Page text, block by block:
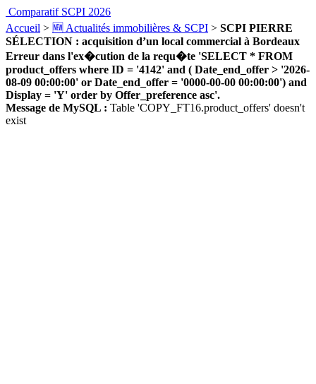
Comparatif SCPI 2026
Accueil > 🆕 Actualités immobilières & SCPI > SCPI PIERRE
SÉLECTION : acquisition d’un local commercial à Bordeaux
Erreur dans l'ex�cution de la requ�te 'SELECT * FROM
product_offers where ID = '4142' and ( Date_end_offer > '2026-
08-09 00:00:00' or Date_end_offer = '0000-00-00 00:00:00') and
Display = 'Y' order by Offer_preference asc'.
Message de MySQL : Table 'COPY_FT16.product_offers' doesn't
exist